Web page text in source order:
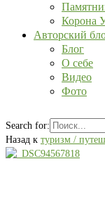
Корона
Авторский
Блог
О себе
Видео
Фото
Search for:
Назад к туризм /